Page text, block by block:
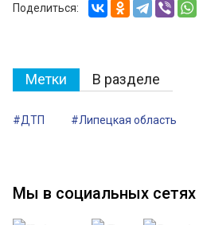
Поделиться:
Метки В разделе
#ДТП #Липецкая область
Мы в социальных сетях